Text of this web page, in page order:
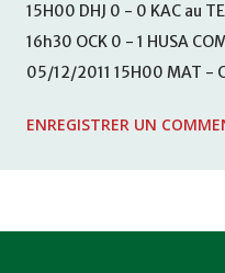
15H00 DHJ 0 - 0 KAC au
16h30 OCK 0 - 1 HUSA
05/12/2011 15H00 MAT -
KHEMISET Mardi 06/12/
ENREGISTRER UN